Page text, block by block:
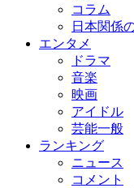
コラム
日本関係
エンタメ
ドラマ
音楽
映画
アイドル
芸能一般
ランキング
ニュース
コメント